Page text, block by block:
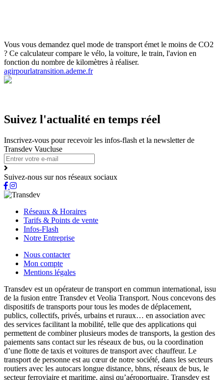
Vous vous demandez quel mode de transport émet le moins de CO2
? Ce calculateur compare le vélo, la voiture, le train, l'avion en
fonction du nombre de kilomètres à réaliser.
agirpourlatransition.ademe.fr
Suivez l'actualité en temps réel
Inscrivez-vous pour recevoir les infos-flash et la newsletter de
Transdev Vaucluse
Suivez-nous sur nos réseaux sociaux
Réseaux & Horaires
Tarifs & Points de vente
Infos-Flash
Notre Entreprise
Nous contacter
Mon compte
Mentions légales
Transdev est un opérateur de transport en commun international, issu
de la fusion entre Transdev et Veolia Transport. Nous concevons des
dispositifs de transports pour tous les modes de déplacement,
publics, collectifs, privés, urbains et ruraux… en association avec
des services facilitant la mobilité, telle que des applications qui
permettent de combiner plusieurs modes de transports, la gestion des
paiements sans contact sur les réseaux de bus, ou la coordination
d’une flotte de taxis et voitures de transport avec chauffeur. Le
transport de personne est au cœur de notre société, dans les secteurs
routiers avec les autocars longue distance, bhns, réseaux de bus, le
secteur ferroviaire et maritime, ainsi qu’aéroportuaire. Transdev est